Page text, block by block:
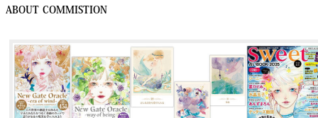
ABOUT COMMISTION